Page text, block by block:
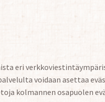
eri
voidaan asettaa
kolmannen osapuolen